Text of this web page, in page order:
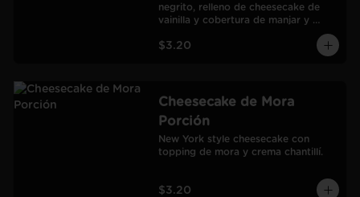
negrito, relleno de cheesecake de
vainilla y cobertura de manjar y
$3.20
Cheesecake de Mora
Porción
New York style cheesecake con
topping de mora y crema chantillí.
$3.20